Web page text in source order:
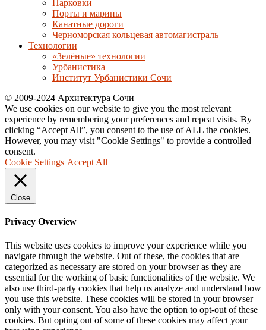
Парковки
Порты и марины
Канатные дороги
Черноморская кольцевая автомагистраль
Технологии
«Зелёные» технологии
Урбанистика
Институт Урбанистики Сочи
© 2009-2024 Архитектура Сочи
We use cookies on our website to give you the most relevant
experience by remembering your preferences and repeat visits. By
clicking “Accept All”, you consent to the use of ALL the cookies.
However, you may visit "Cookie Settings" to provide a controlled
consent.
Cookie Settings Accept All
Close
Privacy Overview
This website uses cookies to improve your experience while you
navigate through the website. Out of these, the cookies that are
categorized as necessary are stored on your browser as they are
essential for the working of basic functionalities of the website. We
also use third-party cookies that help us analyze and understand how
you use this website. These cookies will be stored in your browser
only with your consent. You also have the option to opt-out of these
cookies. But opting out of some of these cookies may affect your